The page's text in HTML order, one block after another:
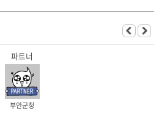
파트너
부안군청